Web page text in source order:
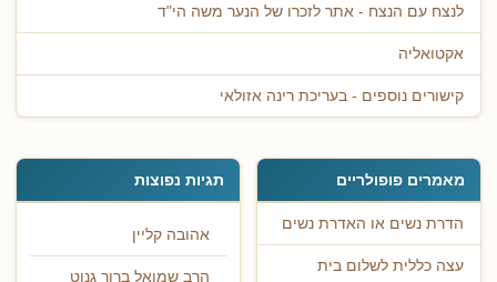
לנצח עם הנצח - אתר לזכרו של הנער משה הי"ד
אקטואליה
קישורים נוספים - בעריכת רינה אזולאי
מאמרים פופולריים
הדרת נשים או האדרת נשים
עצה כללית לשלום בית
תגיות נפוצות
אהובה קליין
הרב שמואל ברוך גנוט